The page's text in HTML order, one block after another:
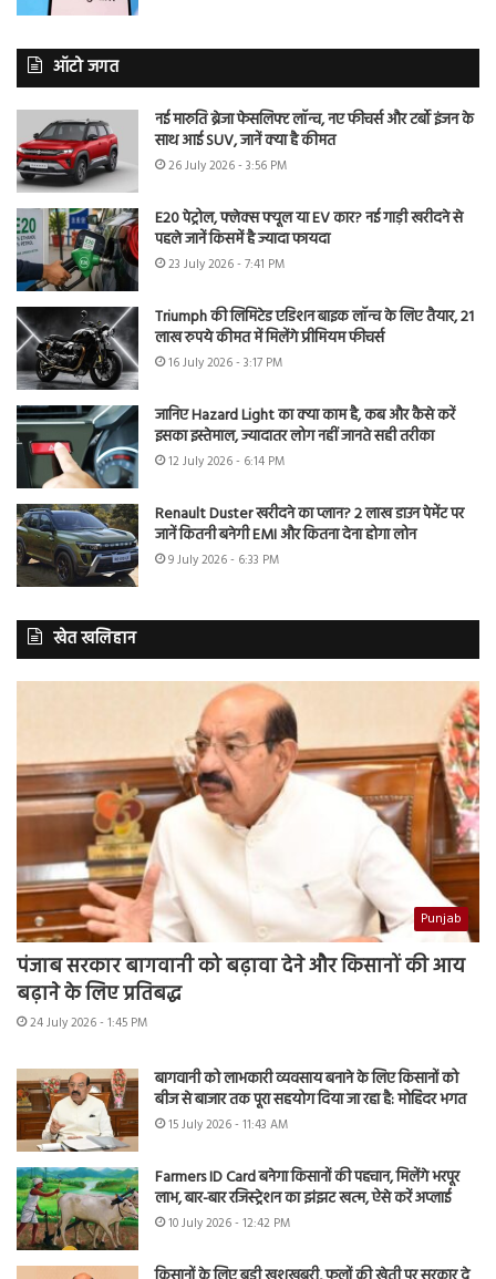
ऑटो जगत
नई मारुति ब्रेजा फेसलिफ्ट लॉन्च, नए फीचर्स और टर्बो इंजन के
साथ आई SUV, जानें क्या है कीमत
26 July 2026 - 3:56 PM
E20 पेट्रोल, फ्लेक्स फ्यूल या EV कार? नई गाड़ी खरीदने से
पहले जानें किसमें है ज्यादा फायदा
23 July 2026 - 7:41 PM
Triumph की लिमिटेड एडिशन बाइक लॉन्च के लिए तैयार, 21
लाख रुपये कीमत में मिलेंगे प्रीमियम फीचर्स
16 July 2026 - 3:17 PM
जानिए Hazard Light का क्या काम है, कब और कैसे करें
इसका इस्तेमाल, ज्यादातर लोग नहीं जानते सही तरीका
12 July 2026 - 6:14 PM
Renault Duster खरीदने का प्लान? 2 लाख डाउन पेमेंट पर
जानें कितनी बनेगी EMI और कितना देना होगा लोन
9 July 2026 - 6:33 PM
खेत खलिहान
Punjab
पंजाब सरकार बागवानी को बढ़ावा देने और किसानों की आय
बढ़ाने के लिए प्रतिबद्ध
24 July 2026 - 1:45 PM
बागवानी को लाभकारी व्यवसाय बनाने के लिए किसानों को
बीज से बाजार तक पूरा सहयोग दिया जा रहा है: मोहिंदर भगत
15 July 2026 - 11:43 AM
Farmers ID Card बनेगा किसानों की पहचान, मिलेंगे भरपूर
लाभ, बार-बार रजिस्ट्रेशन का झंझट खत्म, ऐसे करें अप्लाई
10 July 2026 - 12:42 PM